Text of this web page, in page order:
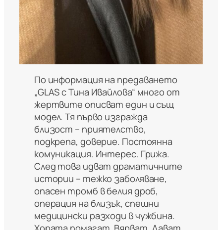
По информация на предаването
„GLAS с Тина Ивайлова“ много от
жертвите описват един и същ
модел. Тя първо изгражда
близост – приятелство,
подкрепа, доверие. Постоянна
комуникация. Интерес. Грижа.
След това идват драматичните
истории – тежко заболяване,
опасен тромб в белия дроб,
операция на близък, спешни
медицински разходи в чужбина.